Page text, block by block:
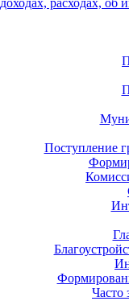
расходах, об
Поступление
Часто